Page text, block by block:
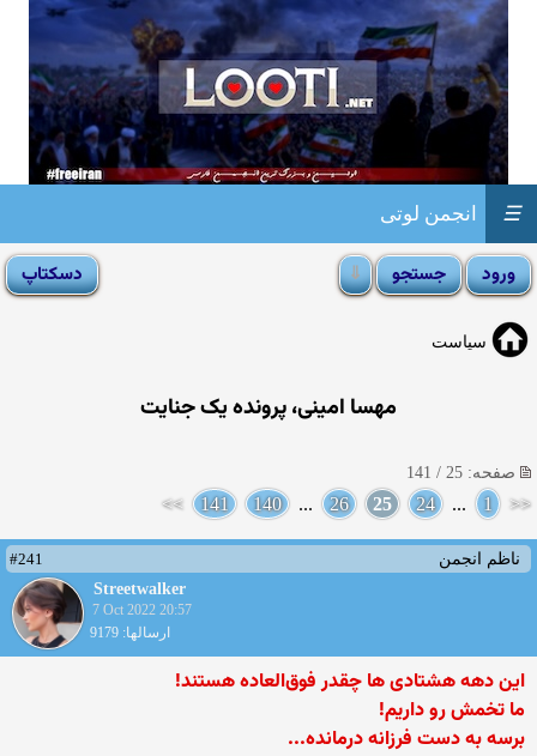
انجمن لوتی ☰
سیاست
مهسا امینی، پرونده یک جنایت
صفحه: 25 / 141
<<
1
...
24
25
26
...
140
141
>>
ناظم انجمن
#241
Streetwalker
7 Oct 2022 20:57
ارسالها: 9179
این دهه هشتادی ها چقدر فوق‌العاده هستند!
ما تخمش رو داریم!
برسه به دست فرزانه درمانده...